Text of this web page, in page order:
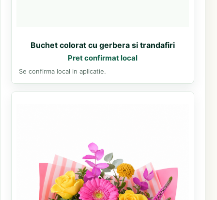
Buchet colorat cu gerbera si trandafiri
Pret confirmat local
Se confirma local in aplicatie.